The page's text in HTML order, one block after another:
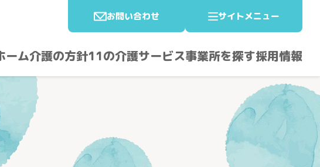
お問い合わせ サイトメニュー
ーム介護の方針11の介護サービス事業所を探す採用情報